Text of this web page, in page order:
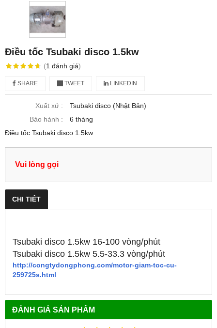
Điều tốc Tsubaki disco 1.5kw
(1 đánh giá)
SHARE TWEET LINKEDIN
Xuất xứ :
Tsubaki disco (Nhật Bản)
Bảo hành :
6 tháng
Điều tốc Tsubaki disco 1.5kw
Vui lòng gọi
CHI TIẾT
Tsubaki disco 1.5kw 16-100 vòng/phút
Tsubaki disco 1.5kw 5.5-33.3 vòng/phút
http://congtydongphong.com/motor-giam-toc-cu-
259725s.html
ĐÁNH GIÁ SẢN PHẨM